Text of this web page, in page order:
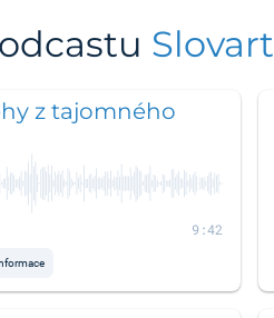
Slovart
z tajomného
9:42